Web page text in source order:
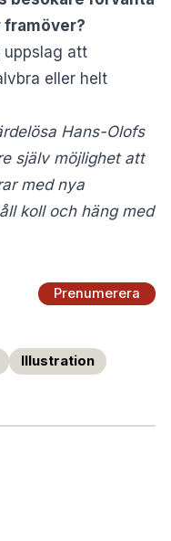
framöver?
uppslag att
eller helt
Hans-Olofs
själv möjlighet att
med nya
koll och häng med
Prenumerera
Illustration